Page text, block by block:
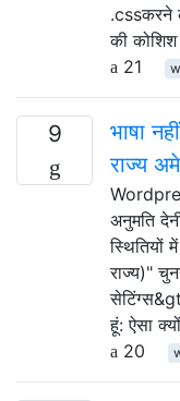
.cssकरने
की
21
9
भाषा
राज्य
अनुमति
राज्य)"
हूं: ऐसा
20